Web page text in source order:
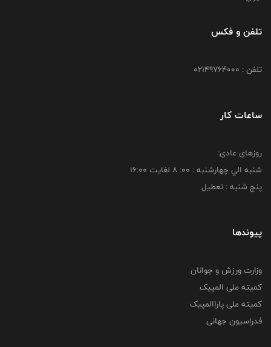
تلفن و فکس
تلفن : 02149764000
ساعات کار
روزهای عادی:
شنبه الي چهارشنبه : 00: 8 لغايت 16:00
پنج شنبه : تعطیل
پیوندها
وزارت ورزش و جوانان
کمیته ملی المپیک
کمیته ملی پاراالمپیک
فدراسیون جهانی